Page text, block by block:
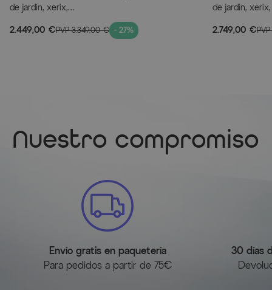
de jardín, xerix,
Aluminio/Vitrocerámica/Teca/2x2 Textiles,
220/280x100 cm, 6 Sillas plegables, Estructura
2.449,00 €PVP3.349,00 € - 27%
de jardín,
Textiles, 220/
estructura en
2.749,00 €PVP
Nuestro compromiso
Envío gratis en paquetería
Para pedidos a partir de 75€
30 días